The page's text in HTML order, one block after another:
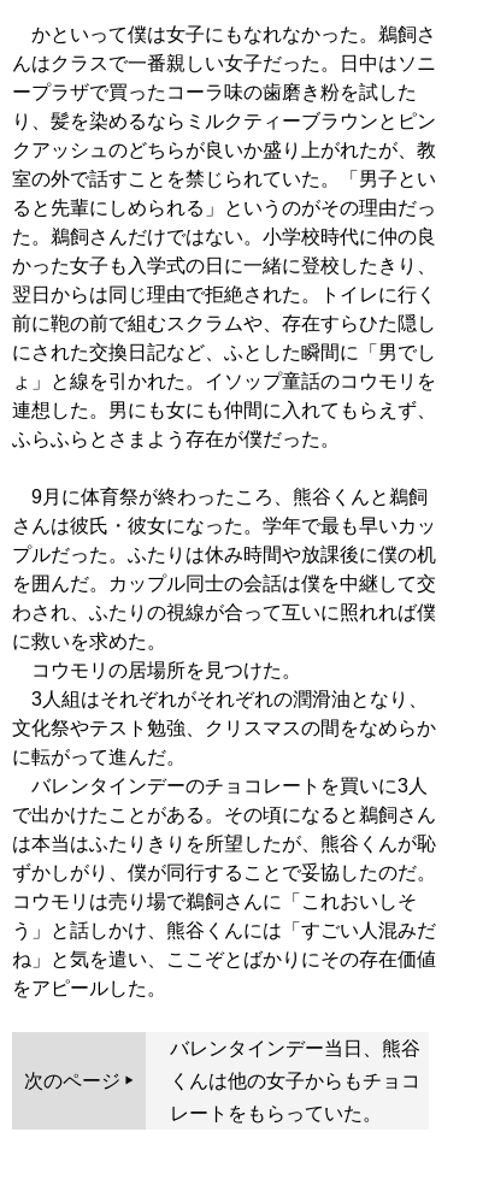
かといって僕は女子にもなれなかった。鵜飼さ
んはクラスで一番親しい女子だった。日中はソニ
ープラザで買ったコーラ味の歯磨き粉を試した
り、髪を染めるならミルクティーブラウンとピン
クアッシュのどちらが良いか盛り上がれたが、教
室の外で話すことを禁じられていた。「男子とい
ると先輩にしめられる」というのがその理由だっ
た。鵜飼さんだけではない。小学校時代に仲の良
かった女子も入学式の日に一緒に登校したきり、
翌日からは同じ理由で拒絶された。トイレに行く
前に鞄の前で組むスクラムや、存在すらひた隠し
にされた交換日記など、ふとした瞬間に「男でし
ょ」と線を引かれた。イソップ童話のコウモリを
連想した。男にも女にも仲間に入れてもらえず、
ふらふらとさまよう存在が僕だった。
9月に体育祭が終わったころ、熊谷くんと鵜飼
さんは彼氏・彼女になった。学年で最も早いカッ
プルだった。ふたりは休み時間や放課後に僕の机
を囲んだ。カップル同士の会話は僕を中継して交
わされ、ふたりの視線が合って互いに照れれば僕
に救いを求めた。
コウモリの居場所を見つけた。
3人組はそれぞれがそれぞれの潤滑油となり、
文化祭やテスト勉強、クリスマスの間をなめらか
に転がって進んだ。
バレンタインデーのチョコレートを買いに3人
で出かけたことがある。その頃になると鵜飼さん
は本当はふたりきりを所望したが、熊谷くんが恥
ずかしがり、僕が同行することで妥協したのだ。
コウモリは売り場で鵜飼さんに「これおいしそ
う」と話しかけ、熊谷くんには「すごい人混みだ
ね」と気を遣い、ここぞとばかりにその存在価値
をアピールした。
次のページ
バレンタインデー当日、熊谷
くんは他の女子からもチョコ
レートをもらっていた。